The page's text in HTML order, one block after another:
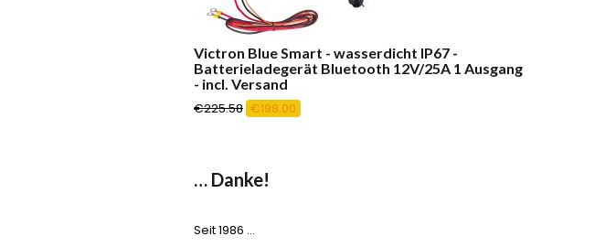
Victron Blue Smart - wasserdicht IP67 -
Batterieladegerät Bluetooth 12V/25A 1 Ausgang
- incl. Versand
€225.58Ursprünglicher
€198.00 Aktueller
… Danke!
Seit 1986 …